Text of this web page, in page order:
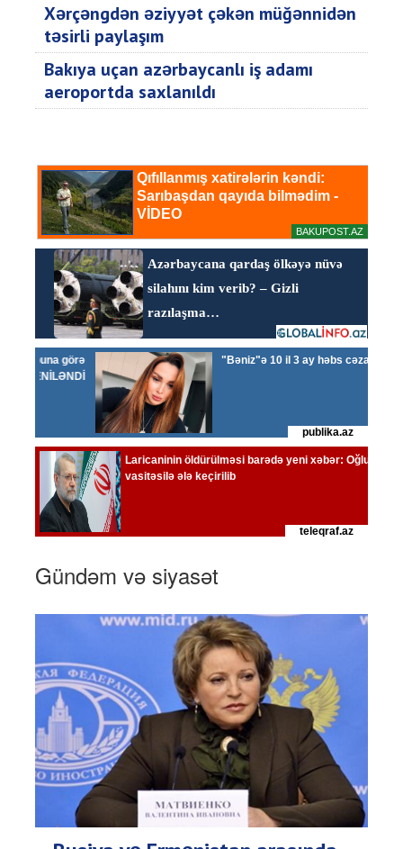
Xərçəngdən əziyyət çəkən müğənnidən
təsirli paylaşım
Bakıya uçan azərbaycanlı iş adamı
aeroportda saxlanıldı
Gündəm və siyasət